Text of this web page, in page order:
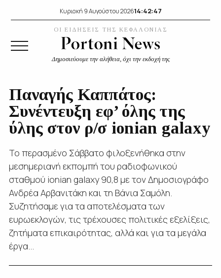
Κυριακή 9 Αυγούστου 202614:42:48
ΟΙ ΕΙΔΗΣΕΙΣ ΤΗΣ ΚΕΦΑΛΟΝΙΑΣ
Δημοσιεύουμε την αλήθεια, όχι την εκδοχή της
Παναγής Καππάτος:
Συνέντευξη εφ’ όλης της
ύλης στον ρ/σ ionian galaxy
Το περασμένο Σάββατο φιλοξενήθηκα στην
μεσημεριανή εκπομπή του ραδιοφωνικού
σταθμού ionian galaxy 90,8 με τον Δημοσιογράφο
Ανδρέα Αρβανιτάκη και τη Βάνια Σαμόλη.
Συζητήσαμε για τα αποτελέσματα των
ευρωεκλογών, τις τρέχουσες πολιτικές εξελίξεις,
ζητήματα επικαιρότητας, αλλά και για τα μεγάλα
έργα...